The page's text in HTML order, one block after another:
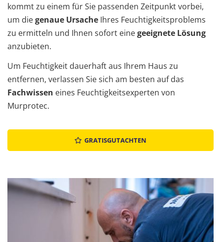
kommt zu einem für Sie passenden Zeitpunkt vorbei,
um diegenaue Ursache Ihres Feuchtigkeitsproblems
zu ermitteln und Ihnen sofort einegeeignete Lösung
anzubieten.
Um Feuchtigkeit dauerhaft aus Ihrem Haus zu
entfernen, verlassen Sie sich am besten auf das
Fachwissen eines Feuchtigkeitsexperten von
Murprotec.
GRATISGUTACHTEN